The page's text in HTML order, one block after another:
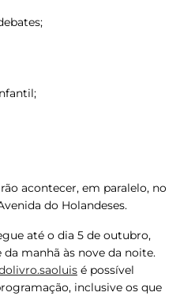
acontecer, em paralelo, no
do Holandeses.
até o dia 5 de outubro,
manhã às nove da noite.
é possível
inclusive os que